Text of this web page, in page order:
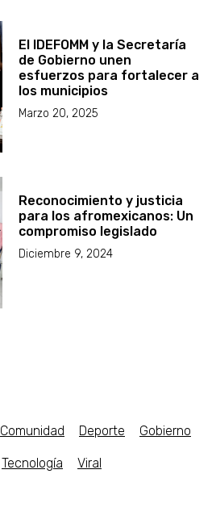
El IDEFOMM y la Secretaría
de Gobierno unen
esfuerzos para fortalecer a
los municipios
Marzo 20, 2025
Reconocimiento y justicia
para los afromexicanos: Un
compromiso legislado
Diciembre 9, 2024
Comunidad Deporte Gobierno
Tecnología Viral